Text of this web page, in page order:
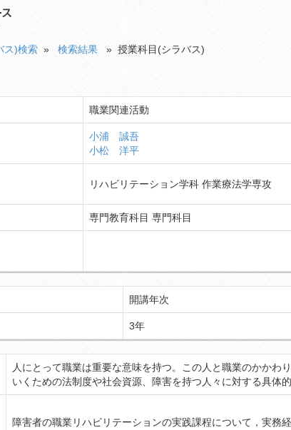
ス)検索 » 検索結果 » 授業科目(シラバス)
職業関連活動
小浦 誠吾
小松 洋平
リハビリテーション学科 作業療法学専攻
専門教育科目 専門科目
開講年次
3年
人にとって職業は重要な意味を持つ。この人と職業のかか
いくための法制度や社会資源、障害を持つ人々に対する具体
障害者の職業リハビリテーションの実践課程について，実務